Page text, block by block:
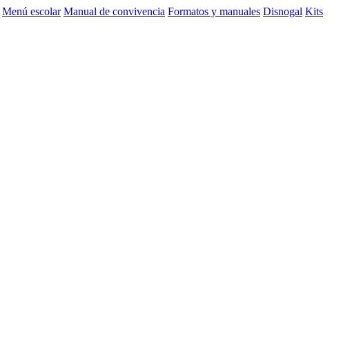
Menú escolar Manual de convivencia Formatos y manuales Disnogal Kits